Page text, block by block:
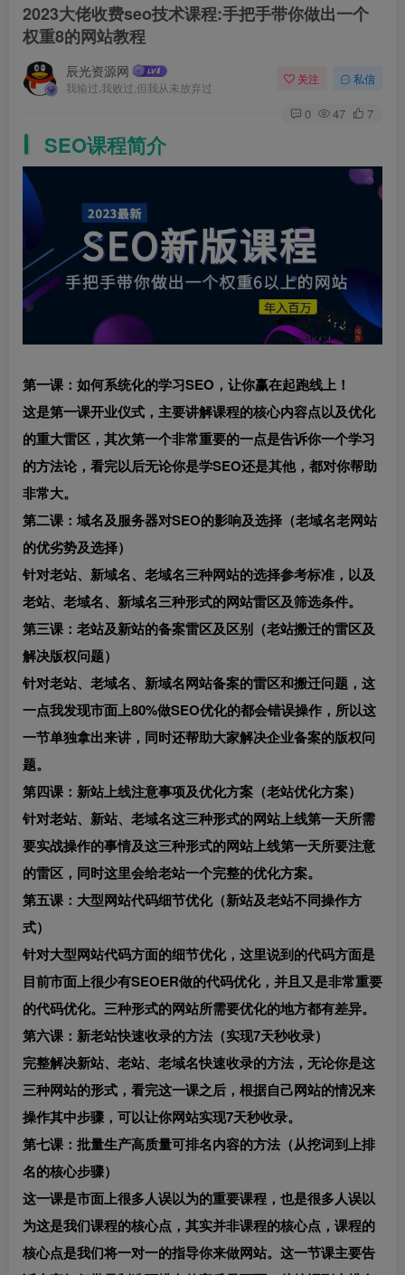
2023大佬收费seo技术课程:手把手带你做出一个
权重8的网站教程
辰光资源网
我输过,我败过,但我从未放弃过
关注 私信
0 47 7
SEO课程简介
第一课：如何系统化的学习SEO，让你赢在起跑线上！
这是第一课开业仪式，主要讲解课程的核心内容点以及优化
的重大雷区，其次第一个非常重要的一点是告诉你一个学习
的方法论，看完以后无论你是学SEO还是其他，都对你帮助
非常大。
第二课：域名及服务器对SEO的影响及选择（老域名老网站
的优劣势及选择）
针对老站、新域名、老域名三种网站的选择参考标准，以及
老站、老域名、新域名三种形式的网站雷区及筛选条件。
第三课：老站及新站的备案雷区及区别（老站搬迁的雷区及
解决版权问题）
针对老站、老域名、新域名网站备案的雷区和搬迁问题，这
一点我发现市面上80%做SEO优化的都会错误操作，所以这
一节单独拿出来讲，同时还帮助大家解决企业备案的版权问
题。
第四课：新站上线注意事项及优化方案（老站优化方案）
针对老站、新站、老域名这三种形式的网站上线第一天所需
要实战操作的事情及这三种形式的网站上线第一天所要注意
的雷区，同时这里会给老站一个完整的优化方案。
第五课：大型网站代码细节优化（新站及老站不同操作方
式）
针对大型网站代码方面的细节优化，这里说到的代码方面是
目前市面上很少有SEOER做的代码优化，并且又是非常重要
的代码优化。三种形式的网站所需要优化的地方都有差异。
第六课：新老站快速收录的方法（实现7天秒收录）
完整解决新站、老站、老域名快速收录的方法，无论你是这
三种网站的形式，看完这一课之后，根据自己网站的情况来
操作其中步骤，可以让你网站实现7天秒收录。
第七课：批量生产高质量可排名内容的方法（从挖词到上排
名的核心步骤）
这一课是市面上很多人误以为的重要课程，也是很多人误以
为这是我们课程的核心点，其实并非课程的核心点，课程的
核心点是我们将一对一的指导你来做网站。这一节课主要告